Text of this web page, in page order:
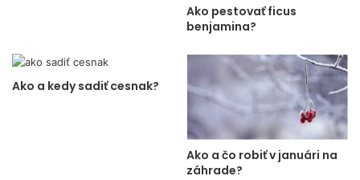
Ako pestovať ficus
benjamina?
Ako a kedy sadiť cesnak?
Ako a čo robiť v januári na
záhrade?